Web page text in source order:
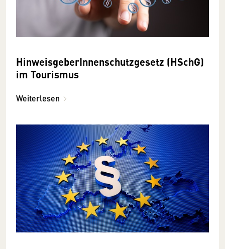
HinweisgeberInnenschutzgesetz (HSchG)
im Tourismus
Weiterlesen